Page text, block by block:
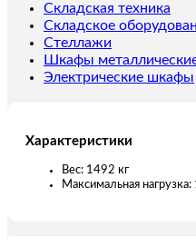
12
м
Складская техника
Складское
Стеллажи
Шкафы
Электрические шкафы
Характеристики
Вес: 1492 кг
Максимальная нагрузка: